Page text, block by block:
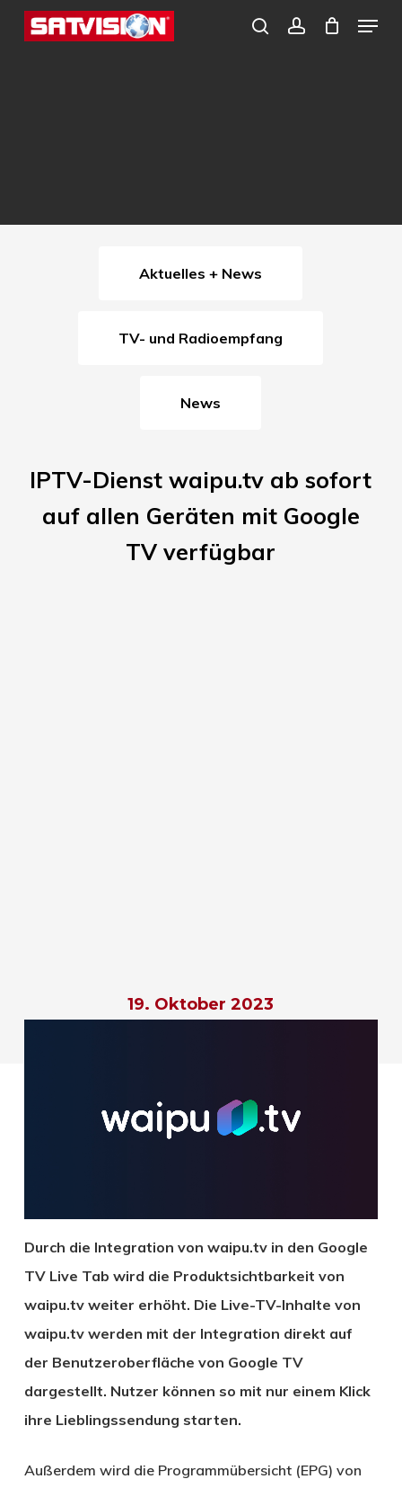
Skip
search
Menu
Aktuelles + News
TV- und Radioempfang
News
IPTV-Dienst waipu.tv ab sofort
auf allen Geräten mit Google
TV verfügbar
19. Oktober 2023
Durch die Integration von waipu.tv in den Google
TV Live Tab wird die Produktsichtbarkeit von
waipu.tv weiter erhöht. Die Live-TV-Inhalte von
waipu.tv werden mit der Integration direkt auf
der Benutzeroberfläche von Google TV
dargestellt. Nutzer können so mit nur einem Klick
ihre Lieblingssendung starten.
Außerdem wird die Programmübersicht (EPG) von